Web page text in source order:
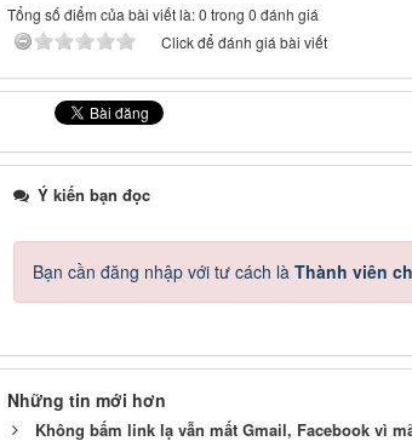
Tổng số điểm của bài viết là: 0 trong 0 đánh giá
Click để đánh giá bài viết
Ý kiến bạn đọc
Bạn cần đăng nhập với tư cách là Thành viên
Những tin mới hơn
Không bấm link lạ vẫn mất Gmail, Facebook vì